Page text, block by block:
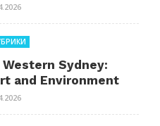
Sydney:
and Environment